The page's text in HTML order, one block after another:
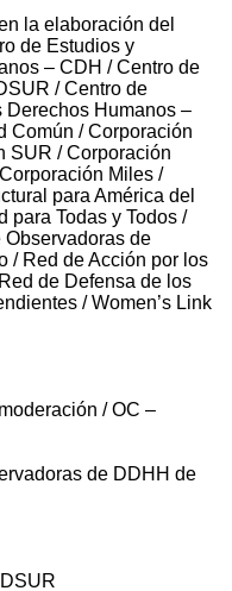
la elaboración del
de Estudios y
– CDH / Centro de
/ Centro de
Derechos Humanos –
Común / Corporación
SUR / Corporación
Miles /
para América del
para Todas y Todos /
de
/ Red de Acción por los
de Defensa de los
/ Women’s Link
/ OC –
de DDHH de